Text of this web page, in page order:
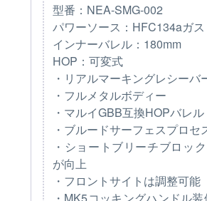
型番：NEA-SMG-002
パワーソース：HFC134aガス
インナーバレル：180mm
HOP：可変式
・リアルマーキングレシーバ
・フルメタルボディー
・マルイGBB互換HOPバレル
・ブルードサーフェスプロセ
・ショートブリーチブロッ
が向上
・フロントサイトは調整可能